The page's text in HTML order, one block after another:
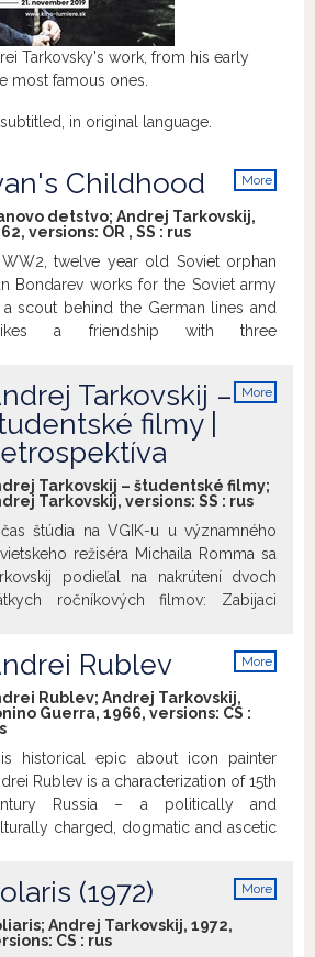
Tarkovsky's work, from his early
most famous ones.
in original language.
More
Childhood
detstvo; Andrej Tarkovskij,
versions: OR , SS : rus
WW2, twelve year old Soviet orphan
Bondarev works for the Soviet army
a scout behind the German lines and
a friendship with three
More
Tarkovskij –
filmy |
Tarkovskij – študentské filmy;
Tarkovskij, versions: SS : rus
štúdia na VGIK-u u významného
režiséra Michaila Romma sa
podieľal na nakrútení dvoch
ročníkových filmov: Zabijaci
Beiku (Tarkovskij s ňou nakrúcal
v kaviarni) a Alexandrom
a Dnes sa nikam nejde
skutočnej udalosti, správa o ktorej
objavila v novinách), ktorý režíroval
s A. Gordonom a objavil sa v ňom
herec. Tretí, diplomový film Valec
už nakrútil samostatne. Týmto
a robotníka – vodiča valca sa
jeho scenáristická spolupráca s
(Andronom) Michalkovom-
a taktiež spolupráca s
More
Rublev
Rublev; Andrej Tarkovskij,
Guerra, 1966, versions: CS :
historical epic about icon painter
Rublev is a characterization of 15th
Russia – a politically and
charged, dogmatic and ascetic
painful doubts. This testimony of
power and streams of
creative energy is marked
More
(1972)
Andrej Tarkovskij, 1972,
CS : rus